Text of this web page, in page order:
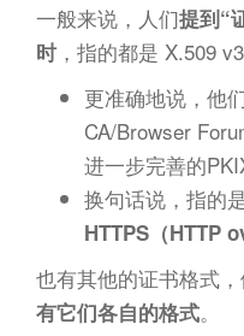
一般来说，人们提到“
时 ，指的都是 X.509 v3
更准确地说，他
CA/Browser
进一步完善的
换句话说，指的
HTTPS（HTTP
也有其他的证书格式
有它们各自的格式。